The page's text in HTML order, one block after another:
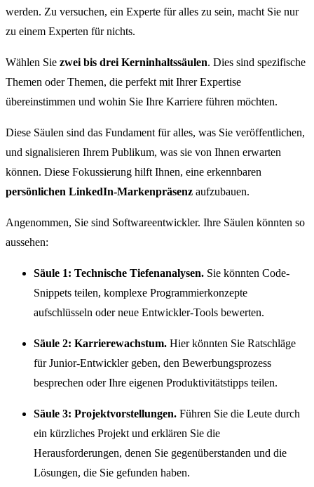
werden. Zu versuchen, ein Experte für alles zu sein, macht Sie nur
zu einem Experten für nichts.
Wählen Sie zwei bis drei Kerninhaltssäulen. Dies sind spezifische
Themen oder Themen, die perfekt mit Ihrer Expertise
übereinstimmen und wohin Sie Ihre Karriere führen möchten.
Diese Säulen sind das Fundament für alles, was Sie veröffentlichen,
und signalisieren Ihrem Publikum, was sie von Ihnen erwarten
können. Diese Fokussierung hilft Ihnen, eine erkennbaren
persönlichen LinkedIn-Markenpräsenz aufzubauen.
Angenommen, Sie sind Softwareentwickler. Ihre Säulen könnten so
aussehen:
Säule 1: Technische Tiefenanalysen. Sie könnten Code-
Snippets teilen, komplexe Programmierkonzepte
aufschlüsseln oder neue Entwickler-Tools bewerten.
Säule 2: Karrierewachstum. Hier könnten Sie Ratschläge
für Junior-Entwickler geben, den Bewerbungsprozess
besprechen oder Ihre eigenen Produktivitätstipps teilen.
Säule 3: Projektvorstellungen. Führen Sie die Leute durch
ein kürzliches Projekt und erklären Sie die
Herausforderungen, denen Sie gegenüberstanden und die
Lösungen, die Sie gefunden haben.